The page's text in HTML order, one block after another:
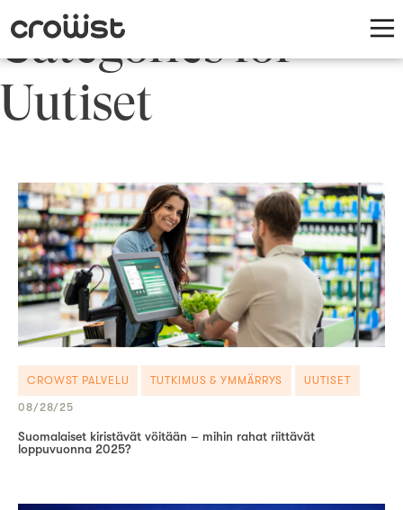
Categories for
Uutiset
CROWST PALVELU TUTKIMUS & YMMÄRRYS UUTISET
08/28/25
Suomalaiset kiristävät vöitään – mihin rahat riittävät
loppuvuonna 2025?